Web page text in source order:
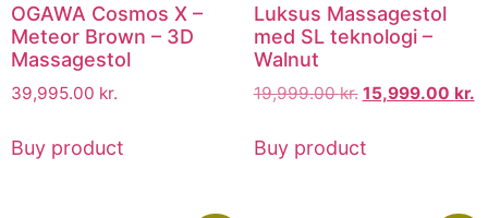
OGAWA Cosmos X –
Meteor Brown – 3D
Massagestol
39,995.00 kr.
Buy product
Luksus Massagestol
med SL teknologi –
Walnut
19,999.00kr. 15,999.00 kr.
Buy product